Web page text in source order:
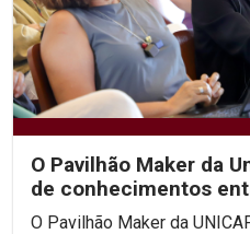
O Pavilhão Maker da
de conhecimentos
O Pavilhão Maker da